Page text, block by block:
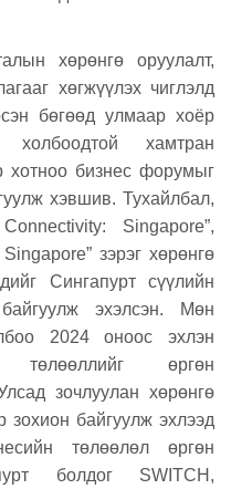
хөрөнгө оруулалт,
хөгжүүлэх чиглэлд
бөгөөд улмаар хоёр
хамтран
хотноо бизнес форумыг
хэвшив. Тухайлбал,
Singapore”,
зэрэг хөрөнгө
Сингапурт сүүлийн
эхэлсэн. Мөн
2024 оноос эхлэн
төлөөллийг өргөн
зочлуулан хөрөнгө
байгуулж эхлээд
төлөөлөл өргөн
болдог SWITCH,